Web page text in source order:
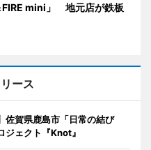
FIRE mini」 地元店が鉄板
ース
佐賀県鹿島市「日常の結び
ジェクト『Knot』